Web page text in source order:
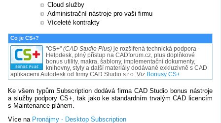
Cloud služby
Administrační nástroje pro vaši firmu
Víceleté kontrakty
Co je CS+?
"CS+" (CAD Studio Plus) je rozšířená technická podpora -
Helpdesk, plný přístup na CADforum.cz, plus doplňkové
bonus utility, makra, šablony, implementační dokumenty,
knihovny, styly a další materiály dodávané exkluzivně s CAD
aplikacemi Autodesk od firmy CAD Studio s.r.o. Viz Bonusy CS+
Ke všem typům Subscription dodává firma CAD Studio bonus nástroje
a služby podpory CS+, tak jako ke standardním trvalým CAD licencím
s Maintenance plánem.
Více na Pronájmy - Desktop Subscription